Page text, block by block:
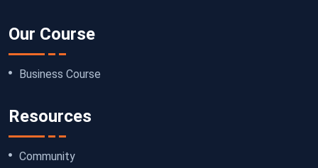
Our Course
Business Course
Resources
Community